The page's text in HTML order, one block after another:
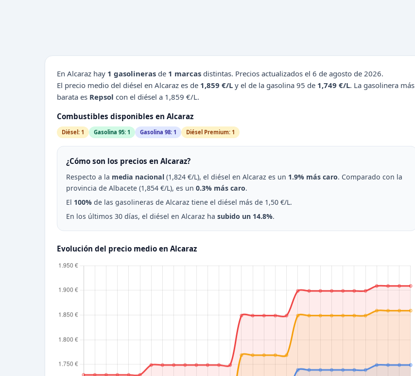
En Alcaraz hay 1 gasolineras de 1 marcas distintas. Precios actualizados el 6 de agosto de 2026.
El precio medio del diésel en Alcaraz es de 1,859 €/L y el de la gasolina 95 de 1,749 €/L. La gasolinera más
barata es Repsol con el diésel a 1,859 €/L.
Combustibles disponibles en Alcaraz
Diésel: 1 Gasolina 95: 1 Gasolina 98: 1 Diésel Premium: 1
¿Cómo son los precios en Alcaraz?
Respecto a la media nacional (1,824 €/L), el diésel en Alcaraz es un 1.9% más caro. Comparado con la
provincia de Albacete (1,854 €/L), es un 0.3% más caro.
El 100% de las gasolineras de Alcaraz tiene el diésel más de 1,50 €/L.
En los últimos 30 días, el diésel en Alcaraz ha subido un 14.8%.
Evolución del precio medio en Alcaraz